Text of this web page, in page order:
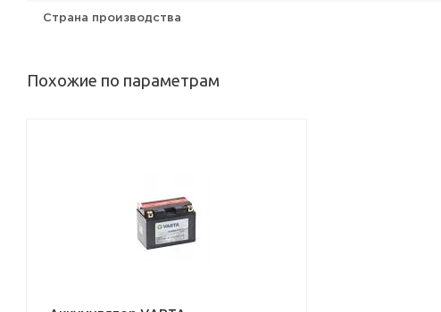
Страна производства
Похожие по параметрам